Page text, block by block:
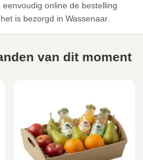
online de bestelling
is bezorgd in Wassenaar.
van dit moment